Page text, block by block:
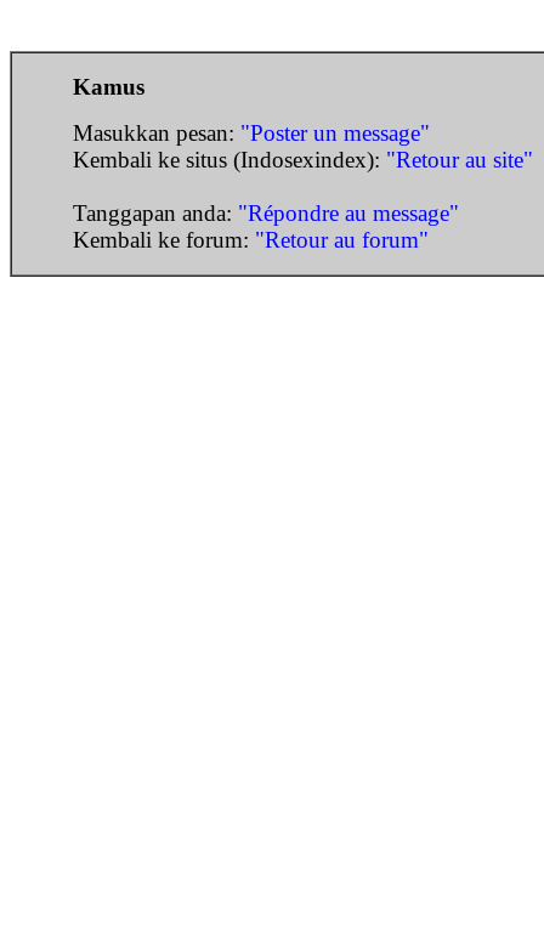
Kamus
Masukkan pesan: "Poster un message"
Kembali ke situs (Indosexindex): "Retour au site"
Tanggapan anda: "Répondre au message"
Kembali ke forum: "Retour au forum"